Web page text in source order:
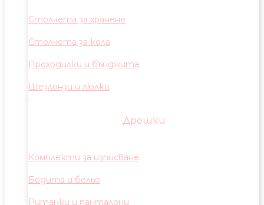
Столчета за хранене
Столчета за кола
Проходилки и бънджита
Шезлонзи и люлки
Дрешки
Комплекти за изписване
Бодита и бельо
Ританки и панталони